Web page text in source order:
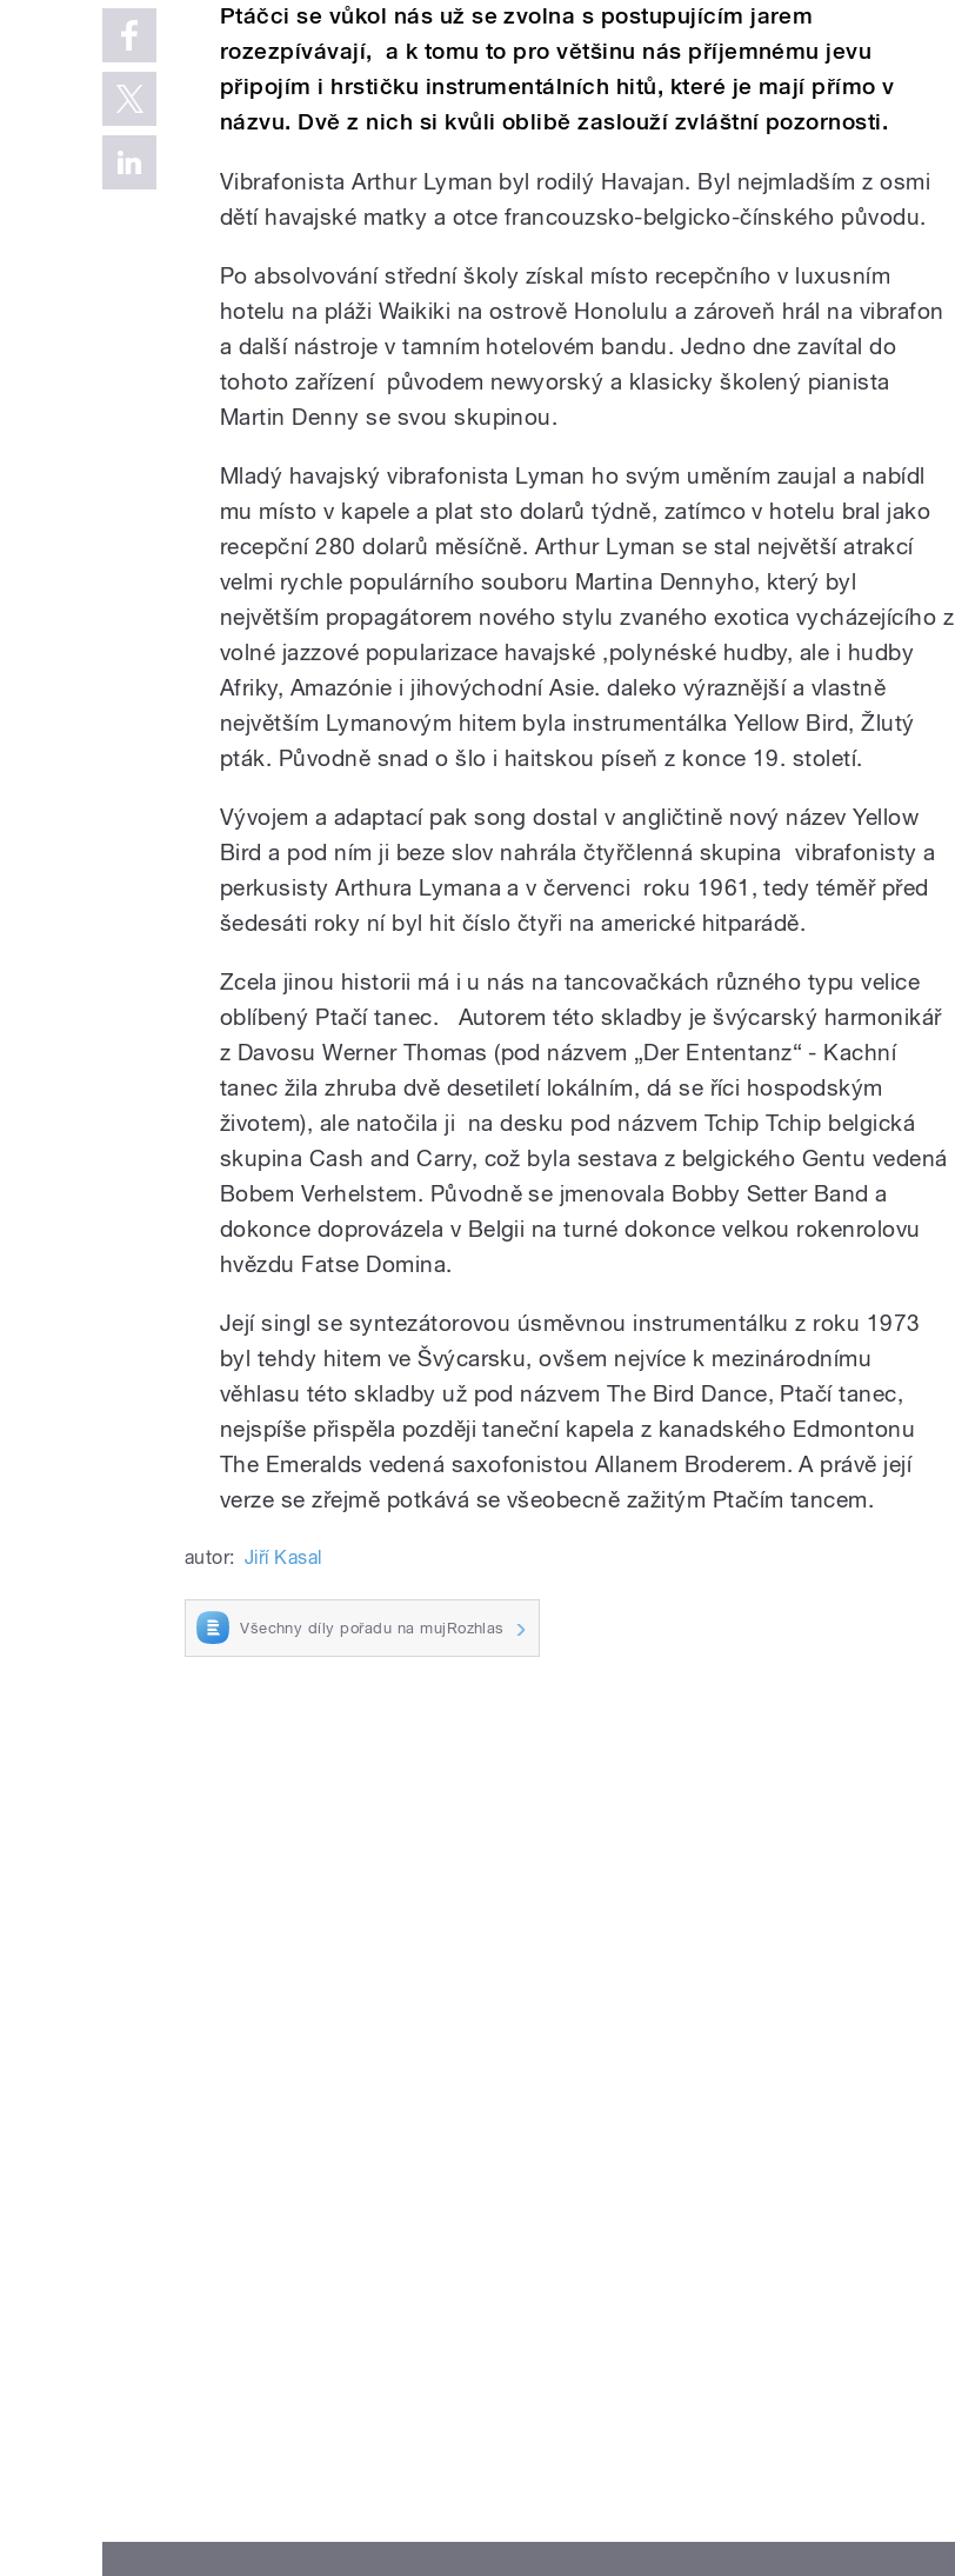
Ptáčci se vůkol nás už se zvolna s postupujícím jarem
rozezpívávají, a k tomu to pro většinu nás příjemnému jevu
připojím i hrstičku instrumentálních hitů, které je mají přímo v
názvu. Dvě z nich si kvůli oblibě zaslouží zvláštní pozornosti.
Vibrafonista Arthur Lyman byl rodilý Havajan. Byl nejmladším z osmi
dětí havajské matky a otce francouzsko-belgicko-čínského původu.
Po absolvování střední školy získal místo recepčního v luxusním
hotelu na pláži Waikiki na ostrově Honolulu a zároveň hrál na vibrafon
a další nástroje v tamním hotelovém bandu. Jedno dne zavítal do
tohoto zařízení původem newyorský a klasicky školený pianista
Martin Denny se svou skupinou.
Mladý havajský vibrafonista Lyman ho svým uměním zaujal a nabídl
mu místo v kapele a plat sto dolarů týdně, zatímco v hotelu bral jako
recepční 280 dolarů měsíčně. Arthur Lyman se stal největší atrakcí
velmi rychle populárního souboru Martina Dennyho, který byl
největším propagátorem nového stylu zvaného exotica vycházejícího z
volné jazzové popularizace havajské ,polynéské hudby, ale i hudby
Afriky, Amazónie i jihovýchodní Asie. daleko výraznější a vlastně
největším Lymanovým hitem byla instrumentálka Yellow Bird, Žlutý
pták. Původně snad o šlo i haitskou píseň z konce 19. století.
Vývojem a adaptací pak song dostal v angličtině nový název Yellow
Bird a pod ním ji beze slov nahrála čtyřčlenná skupina vibrafonisty a
perkusisty Arthura Lymana a v červenci roku 1961, tedy téměř před
šedesáti roky ní byl hit číslo čtyři na americké hitparádě.
Zcela jinou historii má i u nás na tancovačkách různého typu velice
oblíbený Ptačí tanec. Autorem této skladby je švýcarský harmonikář
z Davosu Werner Thomas (pod názvem „Der Ententanz“ - Kachní
tanec žila zhruba dvě desetiletí lokálním, dá se říci hospodským
životem), ale natočila ji na desku pod názvem Tchip Tchip belgická
skupina Cash and Carry, což byla sestava z belgického Gentu vedená
Bobem Verhelstem. Původně se jmenovala Bobby Setter Band a
dokonce doprovázela v Belgii na turné dokonce velkou rokenrolovu
hvězdu Fatse Domina.
Její singl se syntezátorovou úsměvnou instrumentálku z roku 1973
byl tehdy hitem ve Švýcarsku, ovšem nejvíce k mezinárodnímu
věhlasu této skladby už pod názvem The Bird Dance, Ptačí tanec,
nejspíše přispěla později taneční kapela z kanadského Edmontonu
The Emeralds vedená saxofonistou Allanem Broderem. A právě její
verze se zřejmě potkává se všeobecně zažitým Ptačím tancem.
autor: Jiří Kasal
Všechny díly pořadu na mujRozhlas